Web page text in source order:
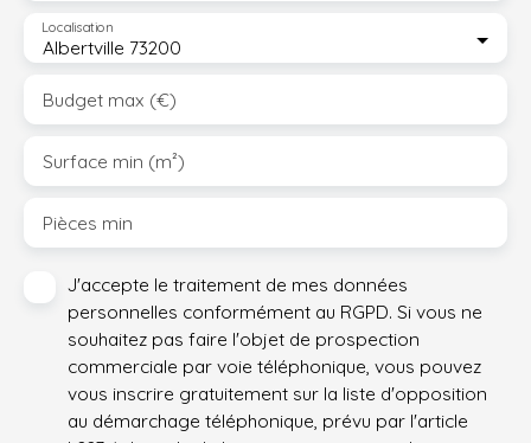
Albertville 73200
Localisation
Budget max (€)
Surface min (m²)
Pièces min
J'accepte le traitement de mes données
personnelles conformément au RGPD. Si vous ne
souhaitez pas faire l'objet de prospection
commerciale par voie téléphonique, vous pouvez
vous inscrire gratuitement sur la liste d'opposition
au démarchage téléphonique, prévu par l'article